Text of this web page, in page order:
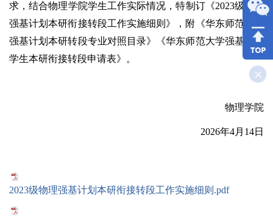
求，结合物理学院学生工作实际情况，特制订《2023级物理
强基计划本研衔接转段工作实施细则》，附《华东师范大学
强基计划本研转段专业对照目录》《华东师范大学强基计划
学生本研衔接转段申请表》。
物理学院
2026年4月14日
2023级物理强基计划本研衔接转段工作实施细则.pdf